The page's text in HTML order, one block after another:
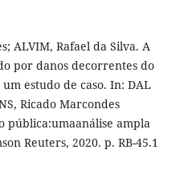
ALVIM, Rafael da Silva. A
por danos decorrentes do
estudo de caso. In: DAL
Ricado Marcondes
pública:umaanálise ampla
Reuters, 2020. p. RB-45.1